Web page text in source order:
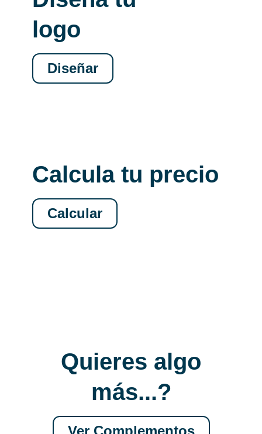
logo
Diseñar
Calcula tu precio
Calcular
Quieres algo
más...?
Ver Complementos